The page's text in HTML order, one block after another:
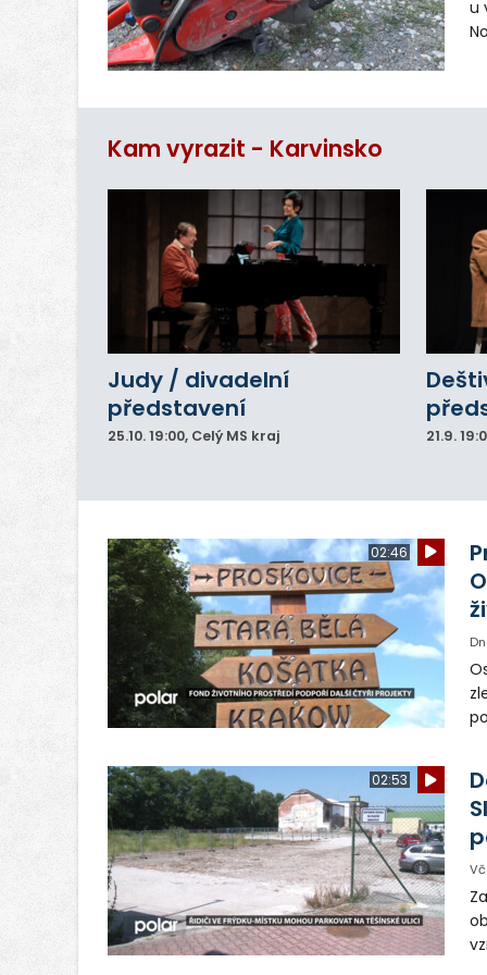
u
Kam vyrazit - Karvinsko
Judy / divadelní
představení
25.10.19:00, Celý MS kraj 21.9.
02:46
02:53